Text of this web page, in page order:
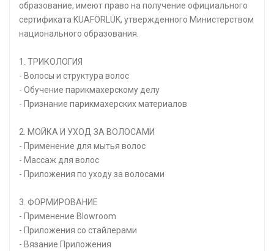
образование, имеют право на получение официального
сертификата KUAFÖRLÜK, утвержденного Министерством
национального образования.
1. ТРИКОЛОГИЯ
- Волосы и структура волос
- Обучение парикмахерскому делу
- Признание парикмахерских материалов
2. МОЙКА И УХОД ЗА ВОЛОСАМИ
- Применение для мытья волос
- Массаж для волос
- Приложения по уходу за волосами
3. ФОРМИРОВАНИЕ
- Применение Blowroom
- Приложения со стайлерами
- Вязание Приложения